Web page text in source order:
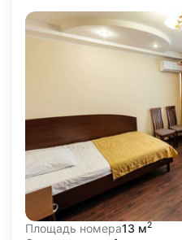
Площадь номера13 м2